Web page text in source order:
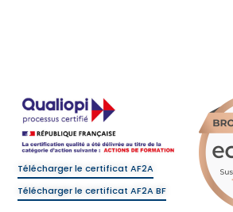
Télécharger le certificat AF2A
Télécharger le certificat AF2A BF